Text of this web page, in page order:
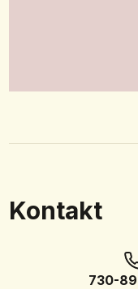
Kontakt
730-